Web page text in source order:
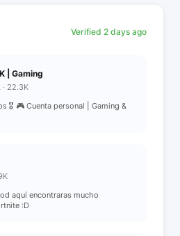
Verified 2 days ago
| Gaming
22.3K
🎖️ 🎮 Cuenta personal | Gaming &
aquí encontraras mucho
:D